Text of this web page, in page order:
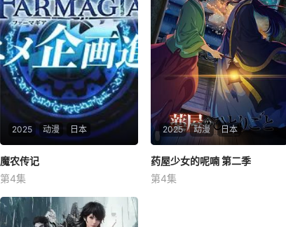
2025 动漫 日本
魔农传记
未知
游戏 魔农传记 动画化决定！
魔农传记
第4集
2025 动漫 日本
药屋少女的呢喃 第二季
悠木碧
药屋少女的呢喃 第二季
第4集